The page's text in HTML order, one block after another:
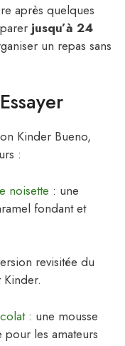
après quelques
jusqu’à 24
un repas sans
Kinder Bueno,
:
noisette : une
fondant et
revisitée du
: une mousse
pour les amateurs